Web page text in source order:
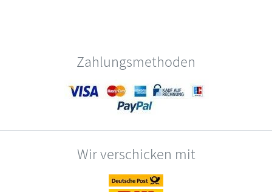
Zahlungsmethoden
Wir verschicken mit